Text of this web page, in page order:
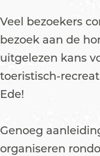
Veel bezoekers
bezoek aan de
uitgelezen kans
toeristisch-
Ede!
Genoeg
organiseren